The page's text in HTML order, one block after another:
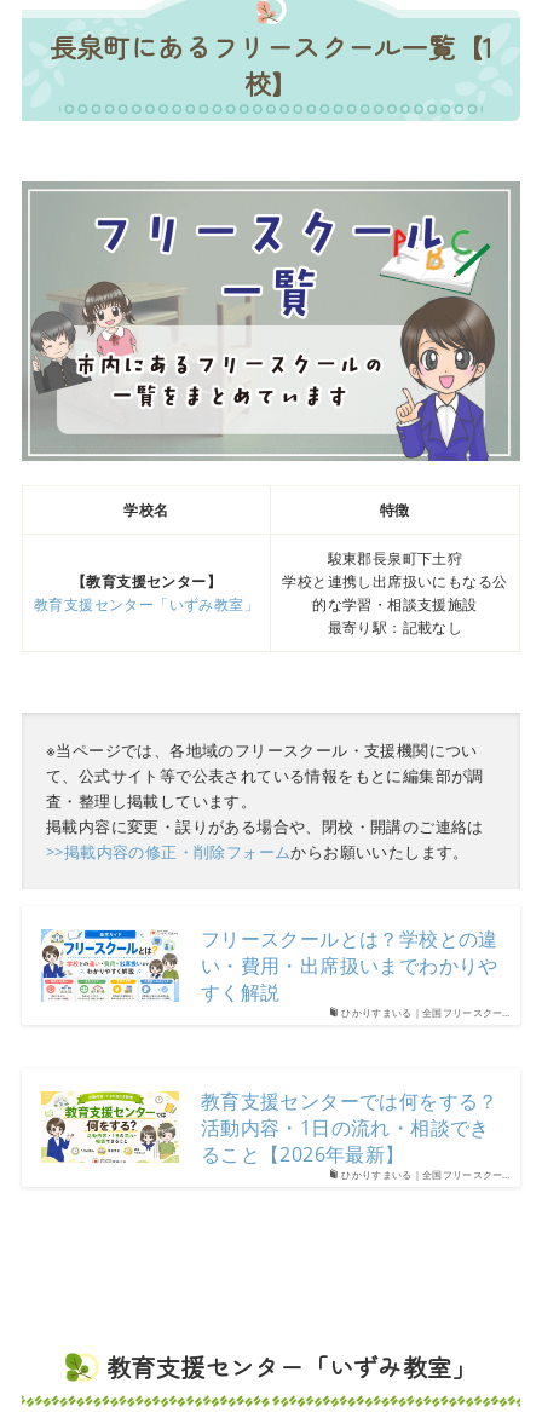
長泉町にあるフリースクール一覧【1
校】
学校名 特徴
【教育支援センター】
教育支援センター「いずみ教室」
駿東郡長泉町下土狩
学校と連携し出席扱いにもなる公
的な学習・相談支援施設
最寄り駅：記載なし
※当ページでは、各地域のフリースクール・支援機関につい
て、公式サイト等で公表されている情報をもとに編集部が調
査・整理し掲載しています。
掲載内容に変更・誤りがある場合や、閉校・開講のご連絡は
>>掲載内容の修正・削除フォームからお願いいたします。
ひかりすまいる｜全国フリースクー…
フリースクールとは？学校との違
い・費用・出席扱いまでわかりや
すく解説
ひかりすまいる｜全国フリースクー…
教育支援センターでは何をする？
活動内容・1日の流れ・相談でき
ること【2026年最新】
教育支援センター「いずみ教室」